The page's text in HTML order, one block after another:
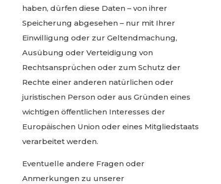
haben, dürfen diese Daten – von ihrer
Speicherung abgesehen – nur mit Ihrer
Einwilligung oder zur Geltendmachung,
Ausübung oder Verteidigung von
Rechtsansprüchen oder zum Schutz der
Rechte einer anderen natürlichen oder
juristischen Person oder aus Gründen eines
wichtigen öffentlichen Interesses der
Europäischen Union oder eines Mitgliedstaats
verarbeitet werden.
Eventuelle andere Fragen oder
Anmerkungen zu unserer